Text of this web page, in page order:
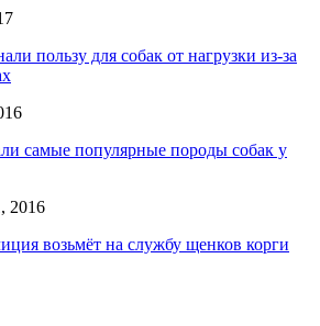
пользу для собак от нагрузки из-за
самые популярные породы собак у
2016
возьмёт на службу щенков корги